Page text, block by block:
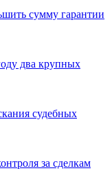
сумму гарантии
два крупных
судебных
за сделкам